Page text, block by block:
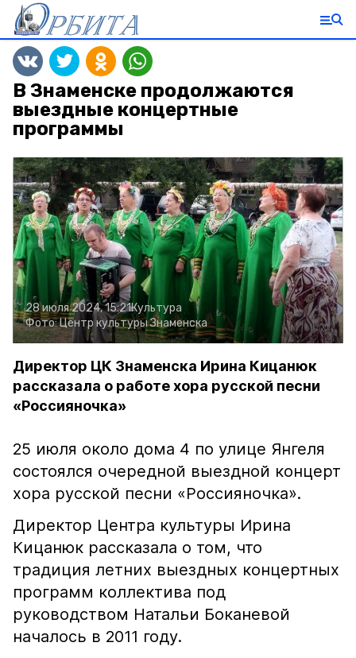
В Знаменске продолжаются
выездные концертные
программы
28 июля 2024, 15:21Культура
Фото:Центр культуры Знаменска
Директор ЦК Знаменска Ирина Кицанюк
рассказала о работе хора русской песни
«Россияночка»
25 июля около дома 4 по улице Янгеля
состоялся очередной выездной концерт
хора русской песни «Россияночка».
Директор Центра культуры Ирина
Кицанюк рассказала о том, что
традиция летних выездных концертных
программ коллектива под
руководством Натальи Боканевой
началось в 2011 году.